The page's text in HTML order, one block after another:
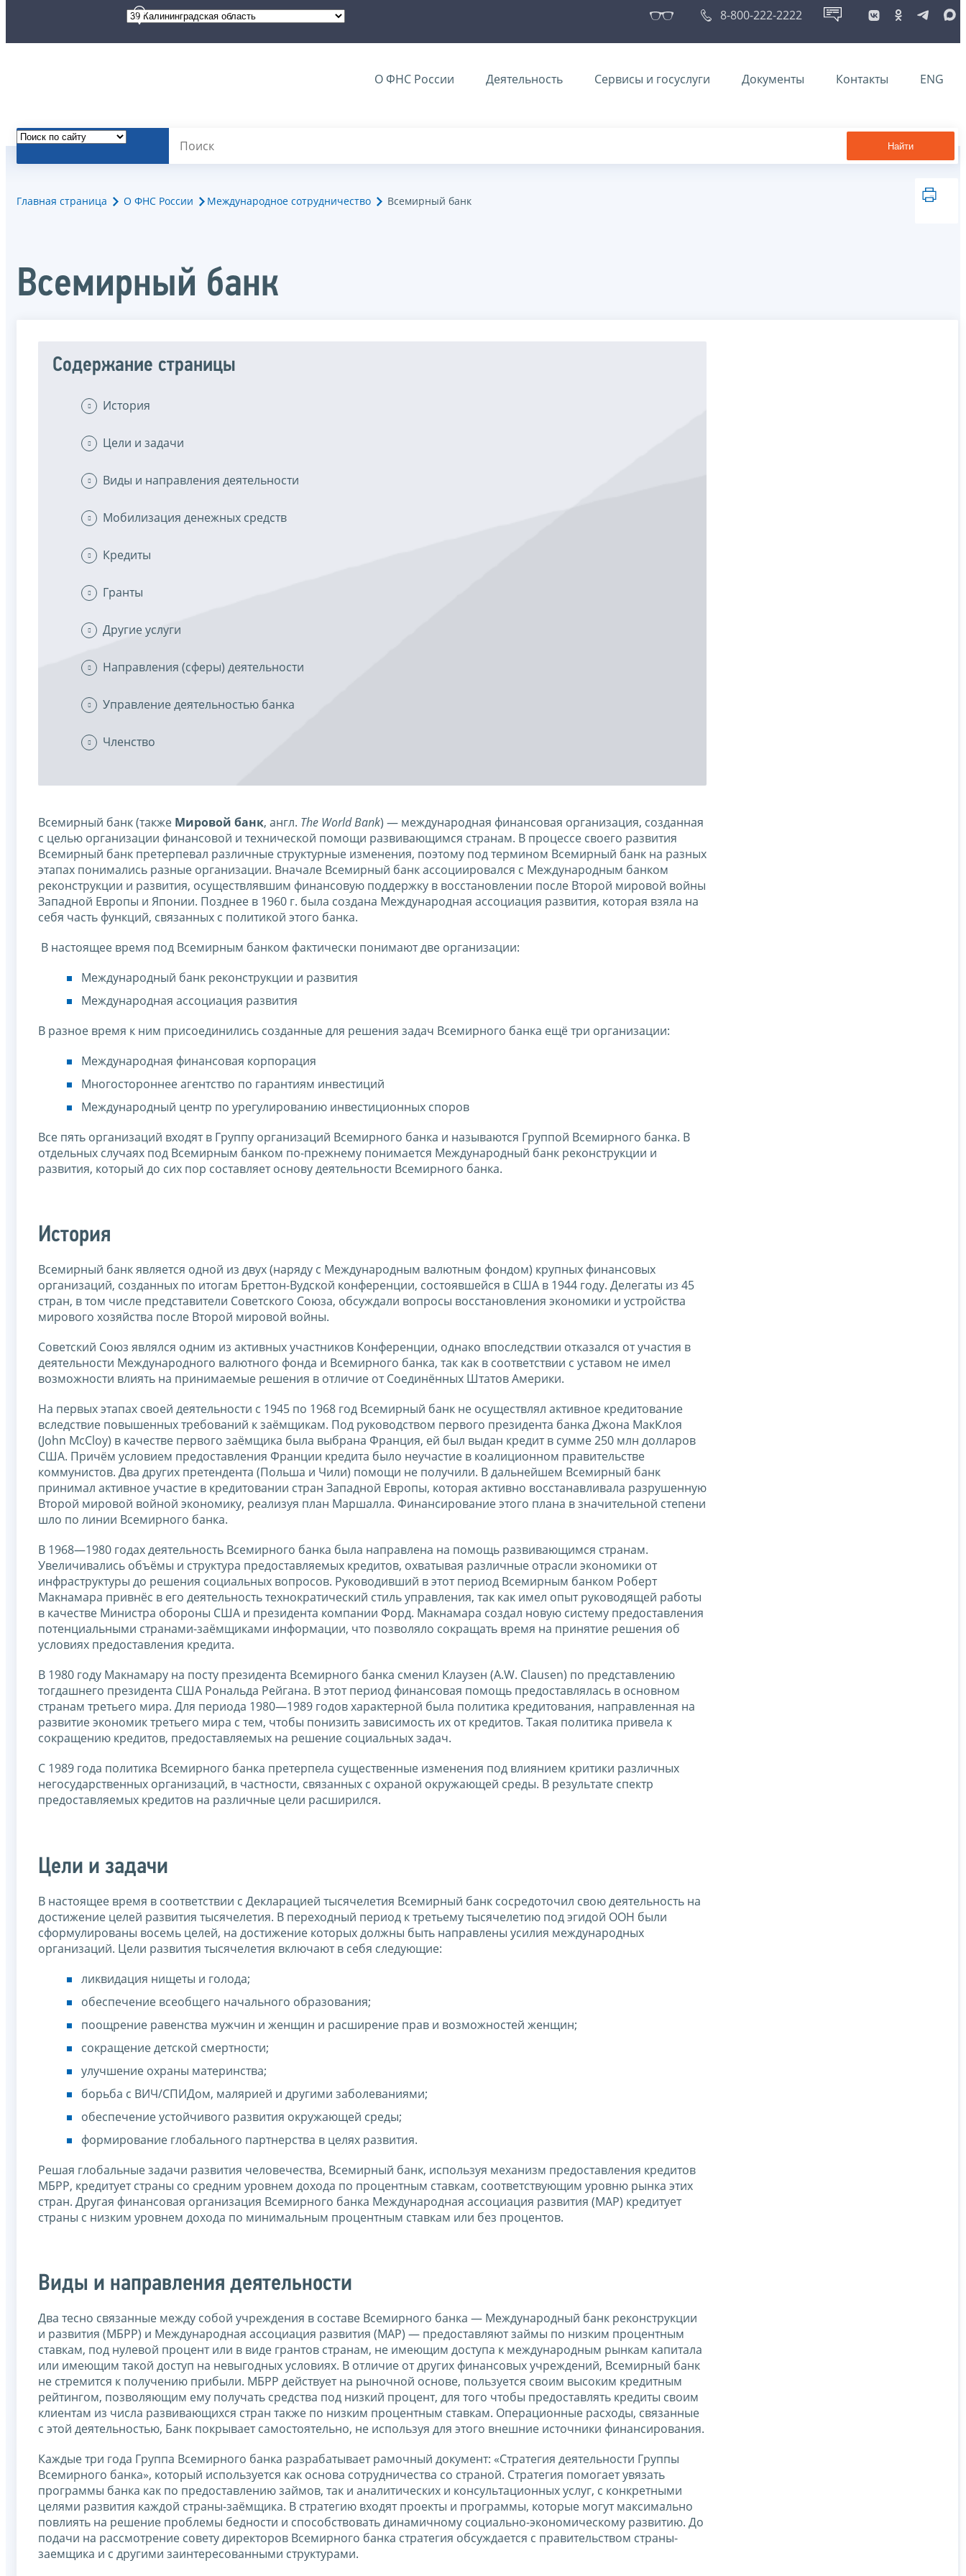
8-800-222-2222
О ФНС России Деятельность Сервисы и госуслуги Документы Контакты ENG
Найти
Главная страница О ФНС России Международное сотрудничество Всемирный банк
Всемирный банк
Содержание страницы
История
Цели и задачи
Виды и направления деятельности
Мобилизация денежных средств
Кредиты
Гранты
Другие услуги
Направления (сферы) деятельности
Управление деятельностью банка
Членство
Всемирный банк (также Мировой банк, англ. The World Bank) — международная финансовая организация, созданная
с целью организации финансовой и технической помощи развивающимся странам. В процессе своего развития
Всемирный банк претерпевал различные структурные изменения, поэтому под термином Всемирный банк на разных
этапах понимались разные организации. Вначале Всемирный банк ассоциировался с Международным банком
реконструкции и развития, осуществлявшим финансовую поддержку в восстановлении после Второй мировой войны
Западной Европы и Японии. Позднее в 1960 г. была создана Международная ассоциация развития, которая взяла на
себя часть функций, связанных с политикой этого банка.
В настоящее время под Всемирным банком фактически понимают две организации:
Международный банк реконструкции и развития
Международная ассоциация развития
В разное время к ним присоединились созданные для решения задач Всемирного банка ещё три организации:
Международная финансовая корпорация
Многостороннее агентство по гарантиям инвестиций
Международный центр по урегулированию инвестиционных споров
Все пять организаций входят в Группу организаций Всемирного банка и называются Группой Всемирного банка. В
отдельных случаях под Всемирным банком по-прежнему понимается Международный банк реконструкции и
развития, который до сих пор составляет основу деятельности Всемирного банка.
История
Всемирный банк является одной из двух (наряду с Международным валютным фондом) крупных финансовых
организаций, созданных по итогам Бреттон-Вудской конференции, состоявшейся в США в 1944 году. Делегаты из 45
стран, в том числе представители Советского Союза, обсуждали вопросы восстановления экономики и устройства
мирового хозяйства после Второй мировой войны.
Советский Союз являлся одним из активных участников Конференции, однако впоследствии отказался от участия в
деятельности Международного валютного фонда и Всемирного банка, так как в соответствии с уставом не имел
возможности влиять на принимаемые решения в отличие от Соединённых Штатов Америки.
На первых этапах своей деятельности с 1945 по 1968 год Всемирный банк не осуществлял активное кредитование
вследствие повышенных требований к заёмщикам. Под руководством первого президента банка Джона МакКлоя
(John McCloy) в качестве первого заёмщика была выбрана Франция, ей был выдан кредит в сумме 250 млн долларов
США. Причём условием предоставления Франции кредита было неучастие в коалиционном правительстве
коммунистов. Два других претендента (Польша и Чили) помощи не получили. В дальнейшем Всемирный банк
принимал активное участие в кредитовании стран Западной Европы, которая активно восстанавливала разрушенную
Второй мировой войной экономику, реализуя план Маршалла. Финансирование этого плана в значительной степени
шло по линии Всемирного банка.
В 1968—1980 годах деятельность Всемирного банка была направлена на помощь развивающимся странам.
Увеличивались объёмы и структура предоставляемых кредитов, охватывая различные отрасли экономики от
инфраструктуры до решения социальных вопросов. Руководивший в этот период Всемирным банком Роберт
Макнамара привнёс в его деятельность технократический стиль управления, так как имел опыт руководящей работы
в качестве Министра обороны США и президента компании Форд. Макнамара создал новую систему предоставления
потенциальными странами-заёмщиками информации, что позволяло сокращать время на принятие решения об
условиях предоставления кредита.
В 1980 году Макнамару на посту президента Всемирного банка сменил Клаузен (A.W. Clausen) по представлению
тогдашнего президента США Рональда Рейгана. В этот период финансовая помощь предоставлялась в основном
странам третьего мира. Для периода 1980—1989 годов характерной была политика кредитования, направленная на
развитие экономик третьего мира с тем, чтобы понизить зависимость их от кредитов. Такая политика привела к
сокращению кредитов, предоставляемых на решение социальных задач.
С 1989 года политика Всемирного банка претерпела существенные изменения под влиянием критики различных
негосударственных организаций, в частности, связанных с охраной окружающей среды. В результате спектр
предоставляемых кредитов на различные цели расширился.
Цели и задачи
В настоящее время в соответствии с Декларацией тысячелетия Всемирный банк сосредоточил свою деятельность на
достижение целей развития тысячелетия. В переходный период к третьему тысячелетию под эгидой ООН были
сформулированы восемь целей, на достижение которых должны быть направлены усилия международных
организаций. Цели развития тысячелетия включают в себя следующие:
ликвидация нищеты и голода;
обеспечение всеобщего начального образования;
поощрение равенства мужчин и женщин и расширение прав и возможностей женщин;
сокращение детской смертности;
улучшение охраны материнства;
борьба с ВИЧ/СПИДом, малярией и другими заболеваниями;
обеспечение устойчивого развития окружающей среды;
формирование глобального партнерства в целях развития.
Решая глобальные задачи развития человечества, Всемирный банк, используя механизм предоставления кредитов
МБРР, кредитует страны со средним уровнем дохода по процентным ставкам, соответствующим уровню рынка этих
стран. Другая финансовая организация Всемирного банка Международная ассоциация развития (МАР) кредитует
страны с низким уровнем дохода по минимальным процентным ставкам или без процентов.
Виды и направления деятельности
Два тесно связанные между собой учреждения в составе Всемирного банка — Международный банк реконструкции
и развития (МБРР) и Международная ассоциация развития (МАР) — предоставляют займы по низким процентным
ставкам, под нулевой процент или в виде грантов странам, не имеющим доступа к международным рынкам капитала
или имеющим такой доступ на невыгодных условиях. В отличие от других финансовых учреждений, Всемирный банк
не стремится к получению прибыли. МБРР действует на рыночной основе, пользуется своим высоким кредитным
рейтингом, позволяющим ему получать средства под низкий процент, для того чтобы предоставлять кредиты своим
клиентам из числа развивающихся стран также по низким процентным ставкам. Операционные расходы, связанные
с этой деятельностью, Банк покрывает самостоятельно, не используя для этого внешние источники финансирования.
Каждые три года Группа Всемирного банка разрабатывает рамочный документ: «Стратегия деятельности Группы
Всемирного банка», который используется как основа сотрудничества со страной. Стратегия помогает увязать
программы банка как по предоставлению займов, так и аналитических и консультационных услуг, с конкретными
целями развития каждой страны-заёмщика. В стратегию входят проекты и программы, которые могут максимально
повлиять на решение проблемы бедности и способствовать динамичному социально-экономическому развитию. До
подачи на рассмотрение совету директоров Всемирного банка стратегия обсуждается с правительством страны-
заемщика и с другими заинтересованными структурами.